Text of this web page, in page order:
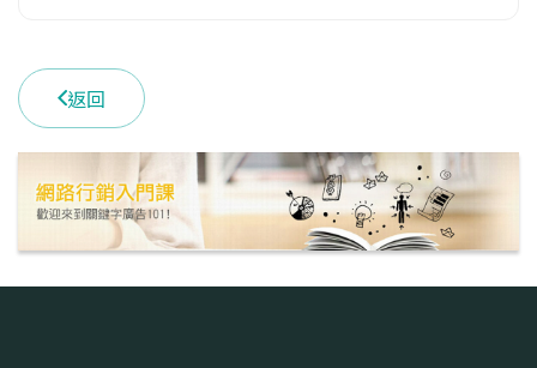
(04)23590121 #33900
學系地址
臺中市西屯區臺灣大道四段1727號
返回